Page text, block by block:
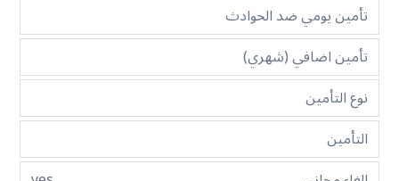
تأمين يومي ضد الحوادث
تأمين اضافي (شهري)
نوع التأمين
التأمين